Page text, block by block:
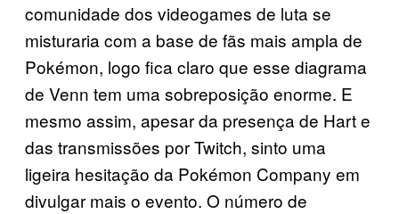
comunidade dos videogames de luta se
misturaria com a base de fãs mais ampla de
Pokémon, logo fica claro que esse diagrama
de Venn tem uma sobreposição enorme. E
mesmo assim, apesar da presença de Hart e
das transmissões por Twitch, sinto uma
ligeira hesitação da Pokémon Company em
divulgar mais o evento. O número de